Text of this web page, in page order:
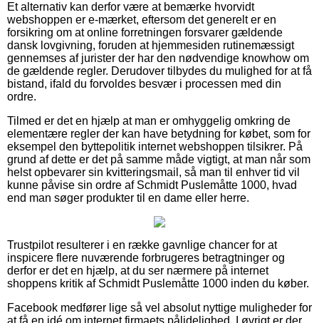
Et alternativ kan derfor være at bemærke hvorvidt
webshoppen er e-mærket, eftersom det generelt er en
forsikring om at online forretningen forsvarer gældende
dansk lovgivning, foruden at hjemmesiden rutinemæssigt
gennemses af jurister der har den nødvendige knowhow om
de gældende regler. Derudover tilbydes du mulighed for at få
bistand, ifald du forvoldes besvær i processen med din
ordre.
Tilmed er det en hjælp at man er omhyggelig omkring de
elementære regler der kan have betydning for købet, som for
eksempel den byttepolitik internet webshoppen tilsikrer. På
grund af dette er det på samme måde vigtigt, at man når som
helst opbevarer sin kvitteringsmail, så man til enhver tid vil
kunne påvise sin ordre af Schmidt Puslemåtte 1000, hvad
end man søger produkter til en dame eller herre.
Trustpilot resulterer i en række gavnlige chancer for at
inspicere flere nuværende forbrugeres betragtninger og
derfor er det en hjælp, at du ser nærmere på internet
shoppens kritik af Schmidt Puslemåtte 1000 inden du køber.
Facebook medfører lige så vel absolut nyttige muligheder for